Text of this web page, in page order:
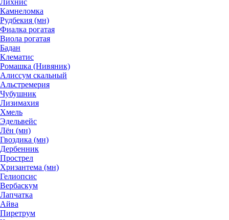
Лихнис
Камнеломка
Рудбекия (мн)
Фиалка рогатая
Виола рогатая
Бадан
Клематис
Ромашка (Нивяник)
Алиссум скальный
Альстремерия
Чубушник
Лизимахия
Хмель
Эдельвейс
Лён (мн)
Гвоздика (мн)
Дербенник
Прострел
Хризантема (мн)
Гелиопсис
Вербаскум
Лапчатка
Айва
Пиретрум